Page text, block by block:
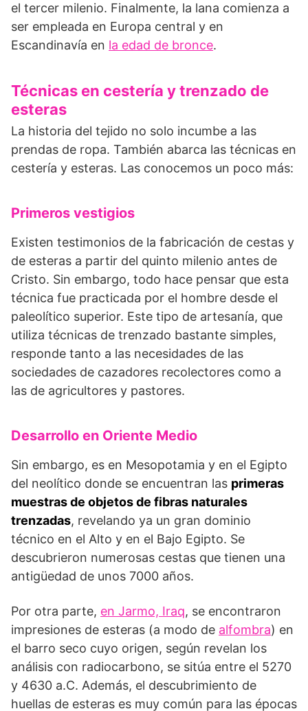
el tercer milenio. Finalmente, la lana comienza a
ser empleada en Europa central y en
Escandinavía en la edad de bronce.
Técnicas en cestería y trenzado de
esteras
La historia del tejido no solo incumbe a las
prendas de ropa. También abarca las técnicas en
cestería y esteras. Las conocemos un poco más:
Primeros vestigios
Existen testimonios de la fabricación de cestas y
de esteras a partir del quinto milenio antes de
Cristo. Sin embargo, todo hace pensar que esta
técnica fue practicada por el hombre desde el
paleolítico superior. Este tipo de artesanía, que
utiliza técnicas de trenzado bastante simples,
responde tanto a las necesidades de las
sociedades de cazadores recolectores como a
las de agricultores y pastores.
Desarrollo en Oriente Medio
Sin embargo, es en Mesopotamia y en el Egipto
del neolítico donde se encuentran las primeras
muestras de objetos de fibras naturales
trenzadas, revelando ya un gran dominio
técnico en el Alto y en el Bajo Egipto. Se
descubrieron numerosas cestas que tienen una
antigüedad de unos 7000 años.
Por otra parte, en Jarmo, Iraq, se encontraron
impresiones de esteras (a modo de alfombra) en
el barro seco cuyo origen, según revelan los
análisis con radiocarbono, se sitúa entre el 5270
y 4630 a.C. Además, el descubrimiento de
huellas de esteras es muy común para las épocas